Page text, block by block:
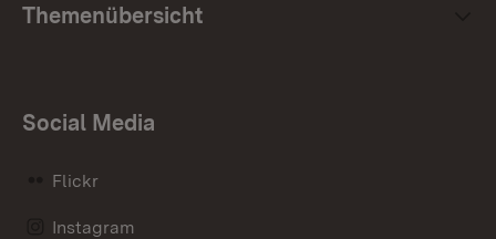
Themenübersicht
Social Media
Flickr
Instagram